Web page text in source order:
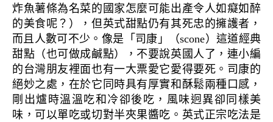
炸魚薯條為名菜的國家怎麼可能出產令人如癡如醉
的美食呢？），但英式甜點仍有其死忠的擁護者，
而且人數可不少。像是「司康」（scone）這道經典
甜點（也可做成鹹點），不要說英國人了，連小編
的台灣朋友裡面也有一大票愛它愛得要死。司康的
絕妙之處，在於它同時具有厚實和酥鬆兩種口感，
剛出爐時溫溫吃和冷卻後吃，風味迥異卻同樣美
味，可以單吃或切對半夾果醬吃。英式正宗吃法是